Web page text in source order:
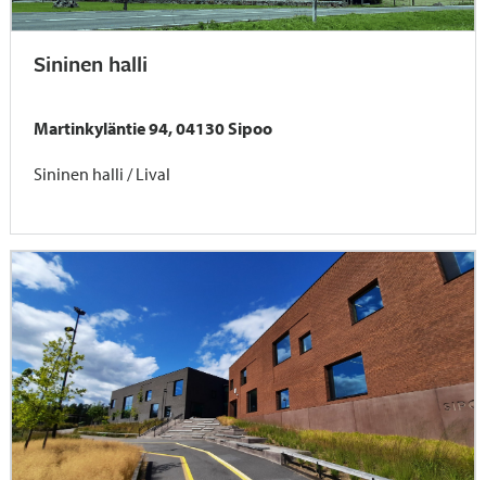
Sininen halli
Martinkyläntie 94, 04130 Sipoo
Sininen halli / Lival